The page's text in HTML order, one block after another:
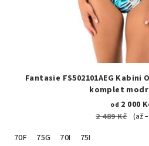
Fantasie FS502101AEG
komplet
od 2 000
2 489 Kč
(až
70F 75G 70I
75I